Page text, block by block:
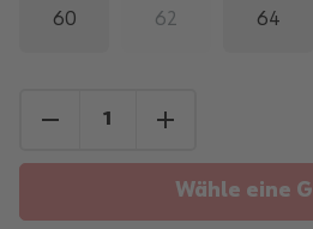
60 62 64
Wähle eine